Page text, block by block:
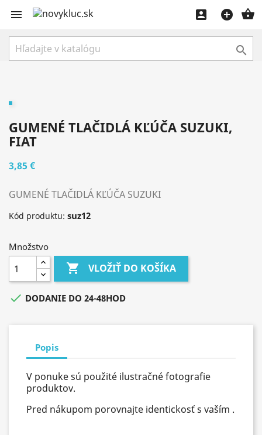
 
 

GUMENÉ TLAČIDLÁ KĽÚČA SUZUKI,
FIAT
3,85 €
GUMENÉ TLAČIDLÁ KĽÚČA SUZUKI
Kód produktu: suz12
Množstvo
 VLOŽIŤ DO KOŠÍKA
 DODANIE DO 24-48HOD
Popis
V ponuke sú použité ilustračné fotografie
produktov.
Pred nákupom porovnajte identickosť s vaším .